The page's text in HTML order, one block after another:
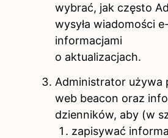
wybrać, jak często
wysyła wiadomości
informacjami
o aktualizacjach.
Administrator używa
web beacon oraz
dzienników, aby (w
zapisywać